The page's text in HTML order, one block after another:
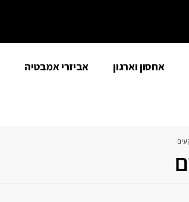
אחסון וארגון אביזרי אמבטיה